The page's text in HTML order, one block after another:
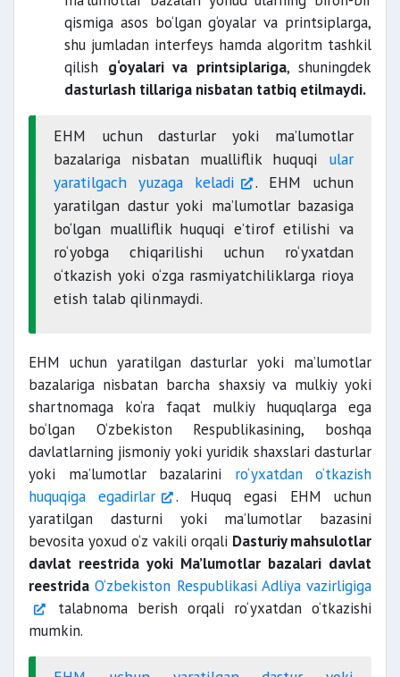
qismiga asos bo‘lgan g‘oyalar va printsiplarga,
shu jumladan interfeys hamda algoritm tashkil
qilish g‘oyalari va printsiplariga, shuningdek
dasturlash tillariga nisbatan tatbiq etilmaydi.
EHM uchun dasturlar yoki ma’lumotlar
bazalariga nisbatan mualliflik huquqi ular
yaratilgach yuzaga keladi
. EHM uchun
yaratilgan dastur yoki ma’lumotlar bazasiga
bo‘lgan mualliflik huquqi e’tirof etilishi va
ro‘yobga chiqarilishi uchun ro‘yxatdan
o‘tkazish yoki o‘zga rasmiyatchiliklarga rioya
etish talab qilinmaydi.
EHM uchun yaratilgan dasturlar yoki ma’lumotlar
bazalariga nisbatan barcha shaxsiy va mulkiy yoki
shartnomaga ko‘ra faqat mulkiy huquqlarga ega
bo‘lgan O‘zbekiston Respublikasining, boshqa
davlatlarning jismoniy yoki yuridik shaxslari dasturlar
yoki ma’lumotlar bazalarini ro‘yxatdan o‘tkazish
huquqiga egadirlar
. Huquq egasi EHM uchun
yaratilgan dasturni yoki ma’lumotlar bazasini
bevosita yoxud o‘z vakili orqali Dasturiy mahsulotlar
davlat reestrida yoki Ma’lumotlar bazalari davlat
reestrida O‘zbekiston Respublikasi Adliya vazirligiga
talabnoma berish orqali ro‘yxatdan o‘tkazishi
mumkin.